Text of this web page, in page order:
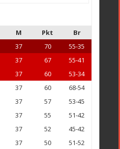
M Pkt
Br
37 70
55-35
37 67
55-41
37 60
53-34
37 60
68-54
37 57
53-45
37 55
51-42
37 52
45-42
37 50
51-52